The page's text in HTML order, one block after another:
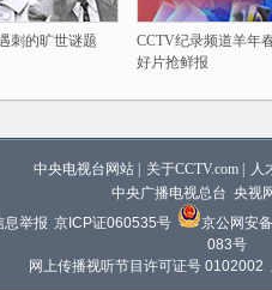
刺的旷世谜题
CCTV纪录频道羊年
好片抢鲜报
中央电视台网站 关于CCTV.com
人
中央广播电视总台 央视
息举报 京ICP证060535号
京公网安
083号
网上传播视听节目许可证号